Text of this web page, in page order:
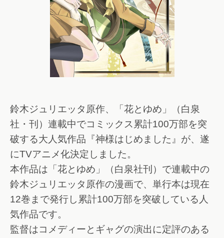
鈴木ジュリエッタ原作、「花とゆめ」（白泉
社・刊）連載中でコミックス累計100万部を突
破する大人気作品『神様はじめました』が、遂
にTVアニメ化決定しました。
本作品は「花とゆめ」（白泉社刊）で連載中の
鈴木ジュリエッタ原作の漫画で、単行本は現在
12巻まで発行し累計100万部を突破している人
気作品です。
監督はコメディーとギャグの演出に定評のある